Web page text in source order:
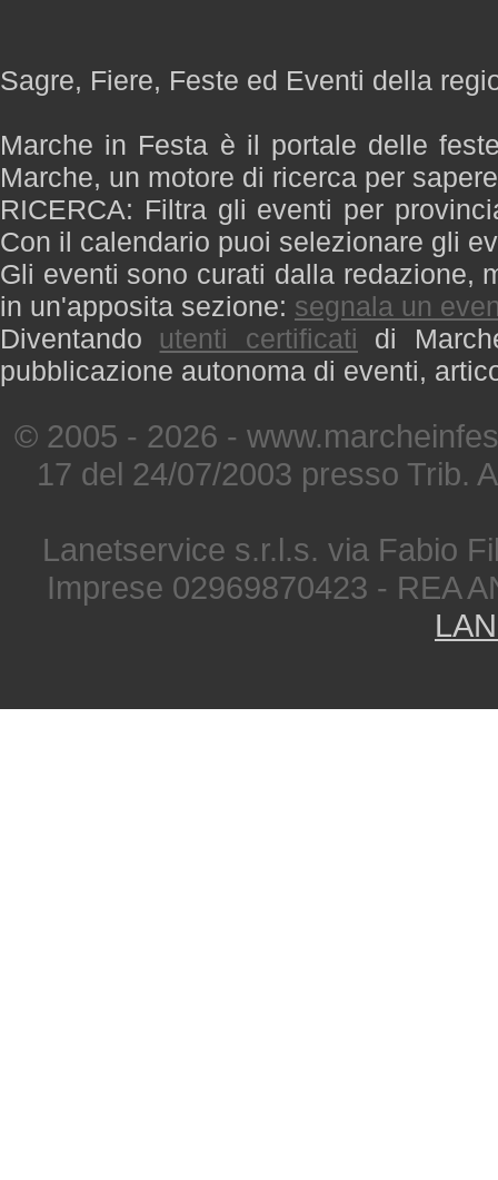
Sagre, Fiere, Feste ed Eventi della
Marche in Festa è il portale delle
Marche, un motore di ricerca per
RICERCA: Filtra gli eventi per
Con il calendario puoi selezionare gli
Gli eventi sono curati dalla redazione,
in un'apposita sezione: segnala un
Diventando utenti certificati di
pubblicazione autonoma di eventi,
© 2005 - 2026 -
17 del 24/07/2003 presso Trib.
Lanetservice s.r.l.s. via Fabio
Imprese 02969870423 - REA